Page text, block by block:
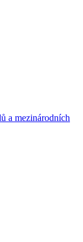
a mezinárodních